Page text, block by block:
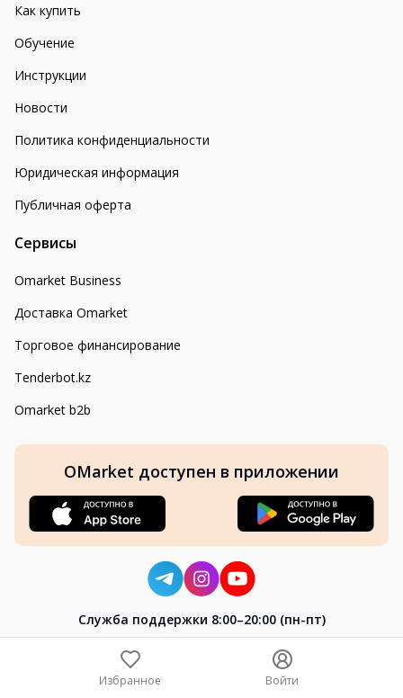
Как купить
Обучение
Инструкции
Новости
Политика конфиденциальности
Юридическая информация
Публичная оферта
Сервисы
Omarket Business
Доставка Omarket
Торговое финансирование
Tenderbot.kz
Omarket b2b
OMarket доступен в приложении
Cлужба поддержки 8:00–20:00 (пн-пт)
Избранное Войти